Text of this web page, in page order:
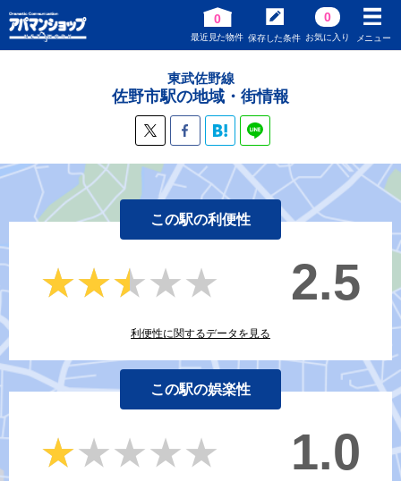
0
最近見た物件 保存した条件
0
お気に入り メニュー
東武佐野線
佐野市駅の地域・街情報
この駅の利便性
★★★★★
★★★★★ 2.5
利便性に関するデータを見る
この駅の娯楽性
★★★★★
★★★★★ 1.0